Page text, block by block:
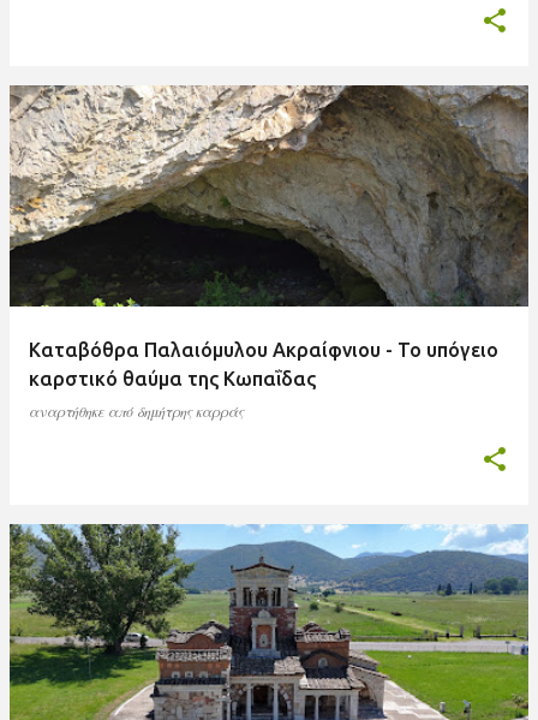
Καταβόθρα Παλαιόμυλου Ακραίφνιου - Το υπόγειο
καρστικό θαύμα της Κωπαΐδας
αναρτήθηκε από δημήτρης καρράς